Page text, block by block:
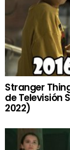
Stranger
de Televisión
2022)